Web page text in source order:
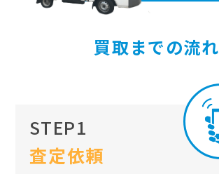
買取までの流れ
STEP1
査定依頼